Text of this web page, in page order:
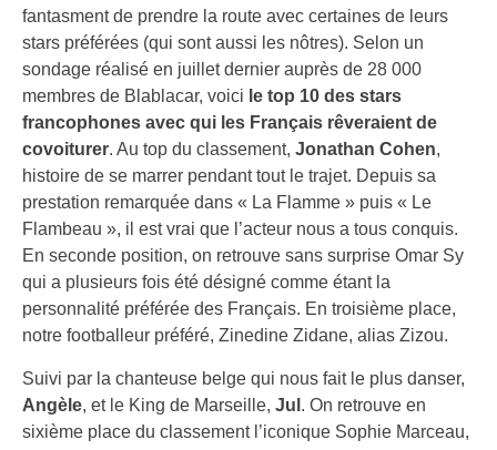
fantasment de prendre la route avec certaines de leurs
stars préférées (qui sont aussi les nôtres). Selon un
sondage réalisé en juillet dernier auprès de 28 000
membres de Blablacar, voici le top 10 des stars
francophones avec qui les Français rêveraient de
covoiturer. Au top du classement, Jonathan Cohen,
histoire de se marrer pendant tout le trajet. Depuis sa
prestation remarquée dans « La Flamme » puis « Le
Flambeau », il est vrai que l’acteur nous a tous conquis.
En seconde position, on retrouve sans surprise Omar Sy
qui a plusieurs fois été désigné comme étant la
personnalité préférée des Français. En troisième place,
notre footballeur préféré, Zinedine Zidane, alias Zizou.
Suivi par la chanteuse belge qui nous fait le plus danser,
Angèle, et le King de Marseille, Jul . On retrouve en
sixième place du classement l’iconique Sophie Marceau,